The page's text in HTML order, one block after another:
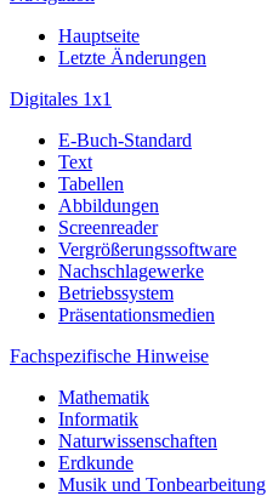
Hauptseite
Letzte Änderungen
Digitales 1x1
E-Buch-Standard
Text
Tabellen
Abbildungen
Screenreader
Vergrößerungssoftware
Nachschlagewerke
Betriebssystem
Präsentationsmedien
Fachspezifische Hinweise
Mathematik
Informatik
Naturwissenschaften
Erdkunde
Musik und Tonbearbeitung